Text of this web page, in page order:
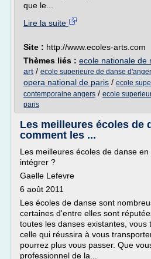
que le...
Lire la suite
Site : http://www.ecoles-arts.com
Thèmes liés : ecole nationale de
art / ecole superieure de danse
opera national de paris / ecole
contemporaine angers / ecole
paris
Les meilleures écoles de
comment les ...
Les meilleures écoles de danse
intégrer ?
Gaelle Lefevre
6 août 2011
Les écoles de danse sont
certaines d'entre elles sont
toutes les danses existantes, vous
celle qui réussira à vous
pourrez plus vous passer. Que
professionnel de la...